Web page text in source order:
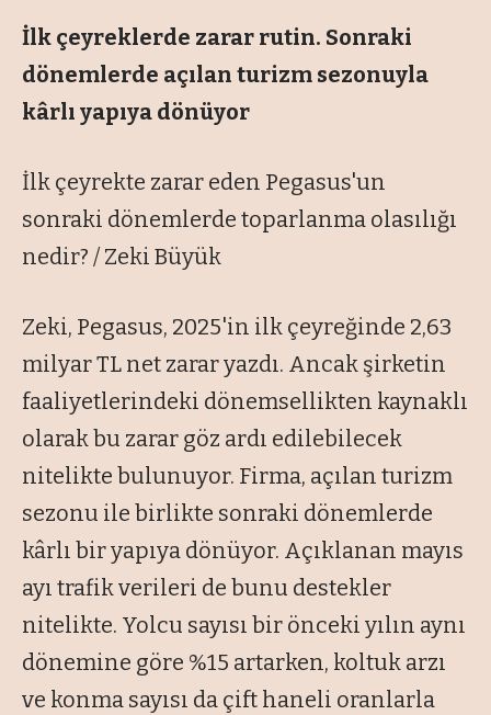
İlk çeyreklerde zarar rutin. Sonraki
dönemlerde açılan turizm sezonuyla
kârlı yapıya dönüyor
İlk çeyrekte zarar eden Pegasus'un
sonraki dönemlerde toparlanma olasılığı
nedir? / Zeki Büyük
Zeki, Pegasus, 2025'in ilk çeyreğinde 2,63
milyar TL net zarar yazdı. Ancak şirketin
faaliyetlerindeki dönemsellikten kaynaklı
olarak bu zarar göz ardı edilebilecek
nitelikte bulunuyor. Firma, açılan turizm
sezonu ile birlikte sonraki dönemlerde
kârlı bir yapıya dönüyor. Açıklanan mayıs
ayı trafik verileri de bunu destekler
nitelikte. Yolcu sayısı bir önceki yılın aynı
dönemine göre %15 artarken, koltuk arzı
ve konma sayısı da çift haneli oranlarla